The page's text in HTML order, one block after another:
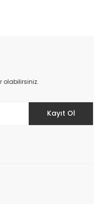
olabilirsiniz.
Kayıt Ol